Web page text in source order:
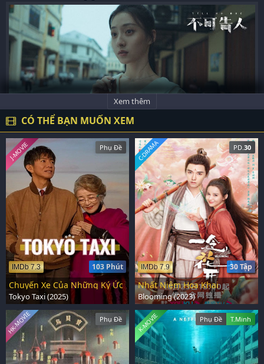
Xem thêm
CÓ THỂ BẠN MUỐN XEM
Phụ Đề
103 Phút
IMDb 7.3
J-MOVIE
Chuyến Xe Của Những Ký Ức
Tokyo Taxi (2025)
PD. 30
30 Tập
IMDb 7.9
C-DRAMA
Nhất Niệm Hoa Khai
Blooming (2023)
Phụ Đề
HK-MOVIE Phụ Đề T.Minh
K-MOVIE